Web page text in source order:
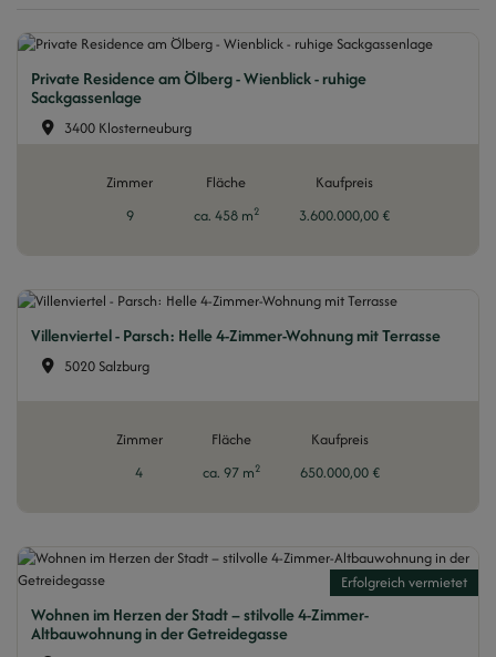
Private Residence am Ölberg - Wienblick - ruhige
Sackgassenlage
3400 Klosterneuburg
Zimmer
9
Fläche
ca. 458 m2
Kaufpreis
3.600.000,00 €
Villenviertel - Parsch: Helle 4-Zimmer-Wohnung mit Terrasse
5020 Salzburg
Zimmer
4
Fläche
ca. 97 m2
Kaufpreis
650.000,00 €
Erfolgreich vermietet
Wohnen im Herzen der Stadt – stilvolle 4-Zimmer-
Altbauwohnung in der Getreidegasse